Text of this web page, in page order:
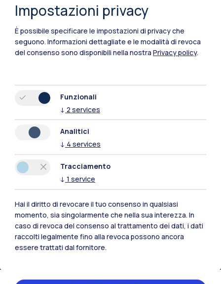
Polimi Community
Tutti i siti dell’ecosistema
Impostazioni privacy
È possibile specificare le impostazioni di privacy che
seguono. Informazioni dettagliate e le modalità di revoca
del consenso sono disponibili nella nostra Privacy policy.
Funzionali
↓ 2 services
Analitici
↓ 4 services
Tracciamento
↓ 1 service
Hai il diritto di revocare il tuo consenso in qualsiasi
momento, sia singolarmente che nella sua interezza. In
caso di revoca del consenso al trattamento dei dati, i dati
raccolti legalmente fino alla revoca possono ancora
essere trattati dal fornitore.